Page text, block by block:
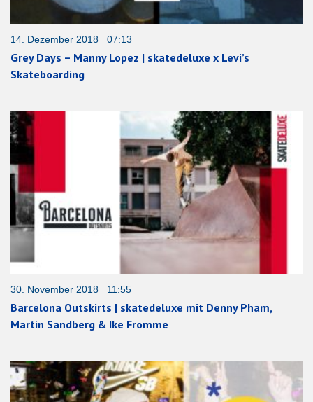
14. Dezember 2018 07:13
Grey Days – Manny Lopez | skatedeluxe x Levi’s
Skateboarding
30. November 2018 11:55
Barcelona Outskirts | skatedeluxe mit Denny Pham,
Martin Sandberg & Ike Fromme